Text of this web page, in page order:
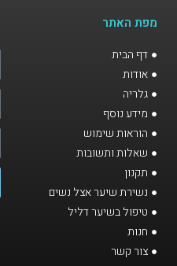
מפת האתר
דף הבית
אודות
גלריה
מידע נוסף
הוראות שימוש
שאלות ותשובות
תקנון
נשירת שיער אצל נשים
טיפול בשיער דליל
חנות
צור קשר